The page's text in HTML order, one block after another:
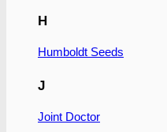
H
Humboldt Seeds
J
Joint Doctor